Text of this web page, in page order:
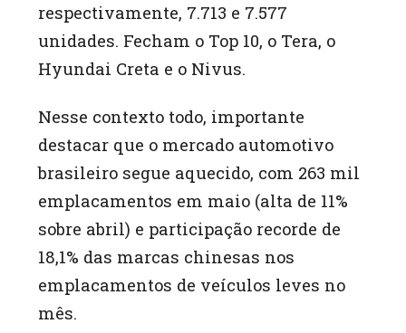
respectivamente, 7.713 e 7.577
unidades. Fecham o Top 10, o Tera, o
Hyundai Creta e o Nivus.
Nesse contexto todo, importante
destacar que o mercado automotivo
brasileiro segue aquecido, com 263 mil
emplacamentos em maio (alta de 11%
sobre abril) e participação recorde de
18,1% das marcas chinesas nos
emplacamentos de veículos leves no
mês.